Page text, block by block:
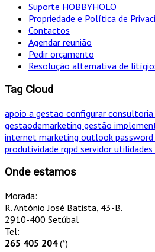
Suporte HOBBYHOLO
Propriedade e Política de
Contactos
Agendar reunião
Pedir orçamento
Resolução alternativa de
Tag Cloud
apoio a gestao configurar
gestaodemarketing gestão
internet marketing outlook password
produtividade rgpd servidor utilidades
Onde estamos
Morada:
R. António José Batista, 43-B.
2910-400 Setúbal
Tel:
265 405 204(*)